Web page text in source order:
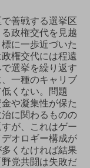
善戦する選挙区
政権交代を見越
に一歩近づいた
権交代には程遠
選挙を繰り返す
一種のキャリブ
くない。問題
や凝集性が保た
に関わるものの
が、これはゲー
オロギー構成が
くなければ結果
党共闘は失敗だ